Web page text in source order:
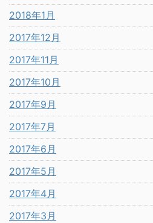
2018年1月
2017年12月
2017年11月
2017年10月
2017年9月
2017年7月
2017年6月
2017年5月
2017年4月
2017年3月